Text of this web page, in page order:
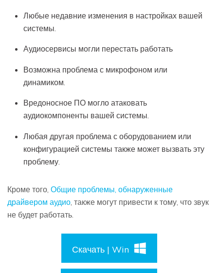
Любые недавние изменения в настройках вашей
системы.
Аудиосервисы могли перестать работать
Возможна проблема с микрофоном или
динамиком.
Вредоносное ПО могло атаковать
аудиокомпоненты вашей системы.
Любая другая проблема с оборудованием или
конфигурацией системы также может вызвать эту
проблему.
Кроме того, Общие проблемы, обнаруженные
драйвером аудио, также могут привести к тому, что звук
не будет работать.
Скачать | Win